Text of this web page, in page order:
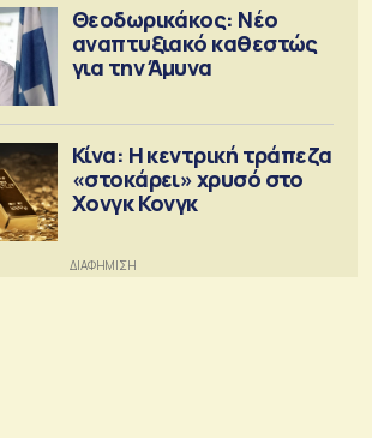
Θεοδωρικάκος: Νέο
αναπτυξιακό καθεστώς
για την Άμυνα
Κίνα: Η κεντρική τράπεζα
«στοκάρει» χρυσό στο
Χονγκ Κονγκ